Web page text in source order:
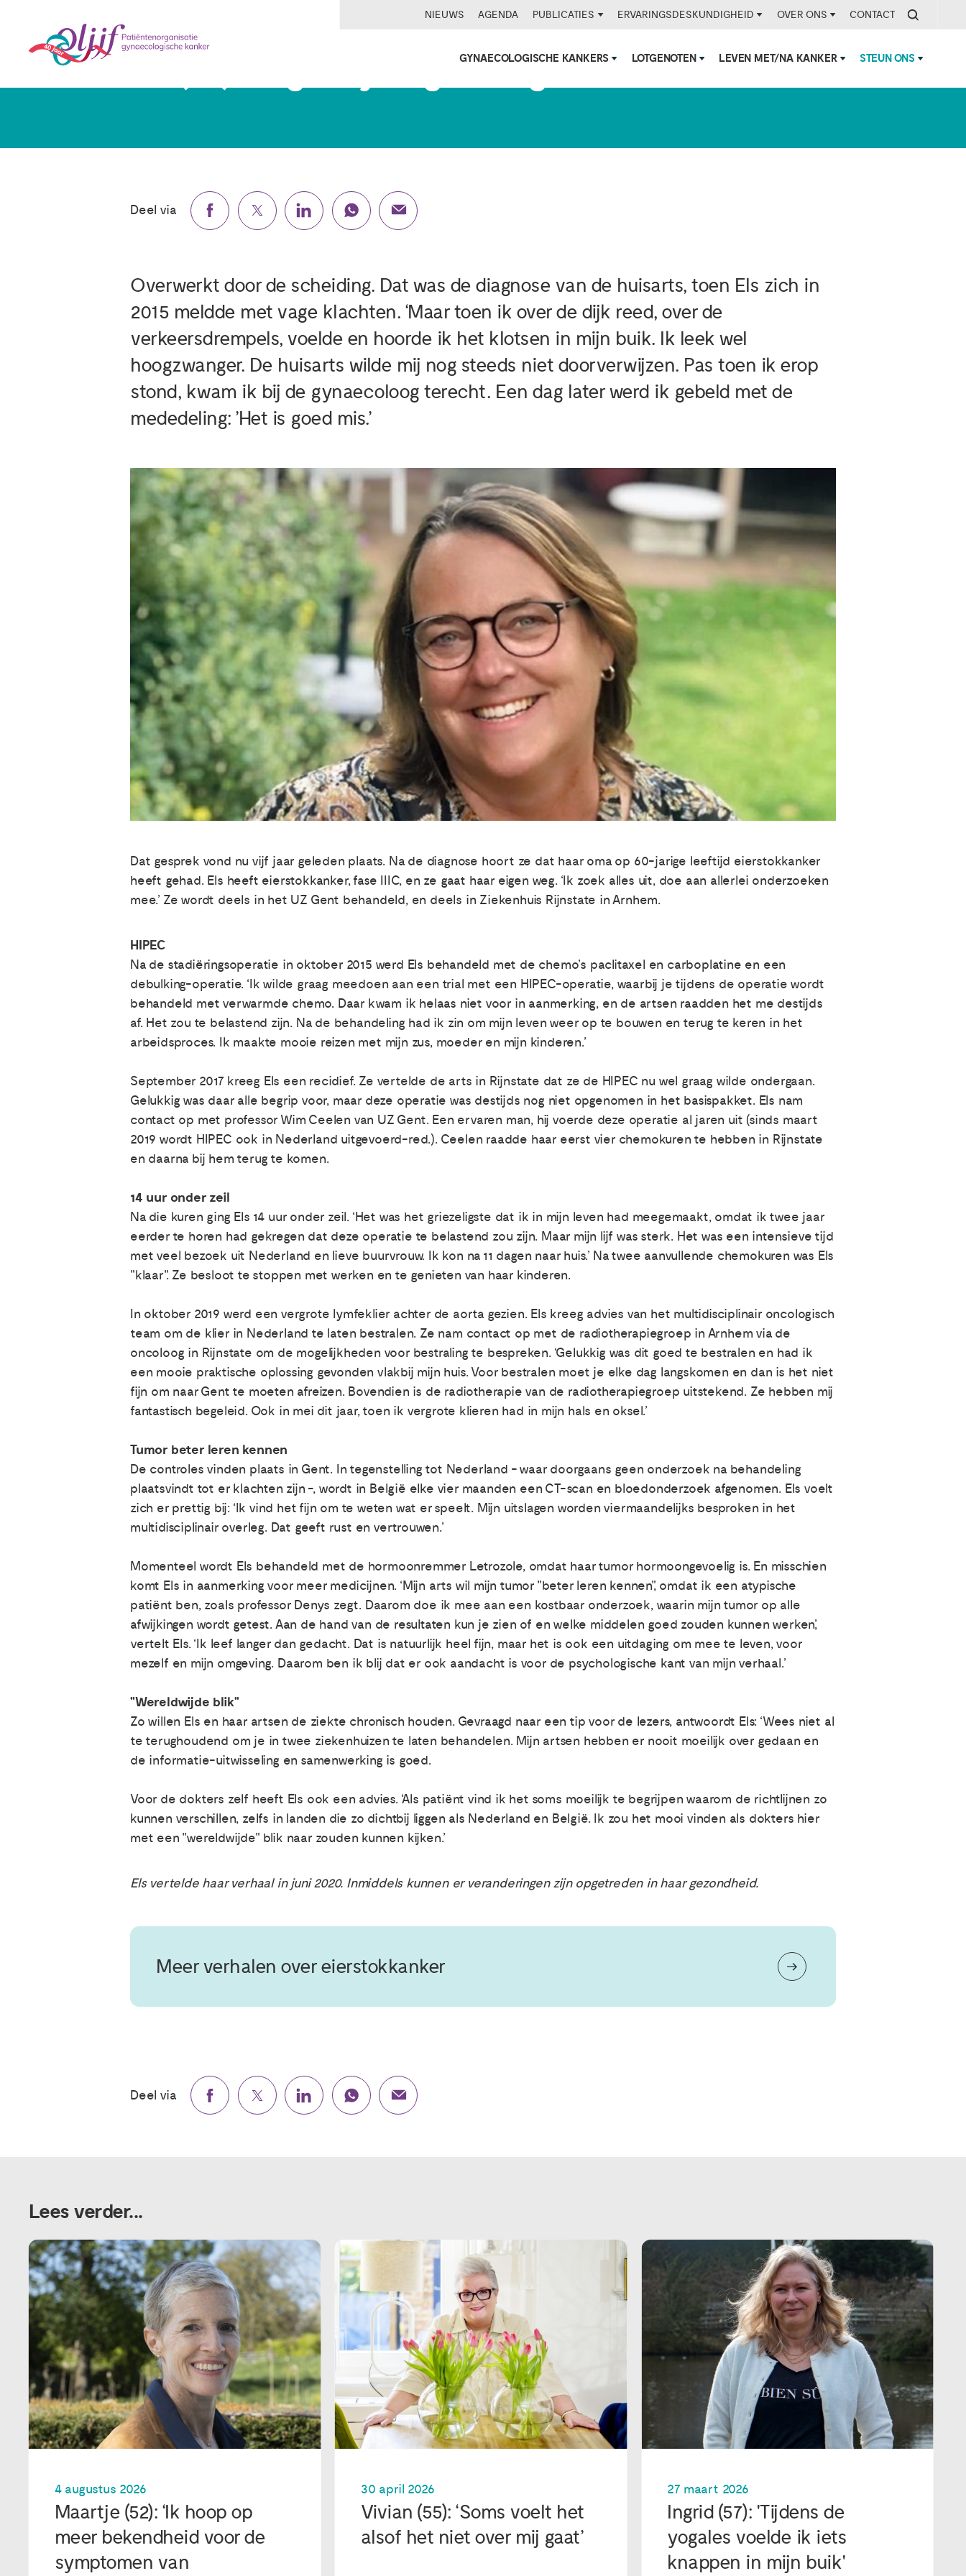
NIEUWS AGENDA PUBLICATIES ERVARINGSDESKUNDIGHEID OVER ONS CONTACT
GYNAECOLOGISCHE KANKERS LOTGENOTEN LEVEN MET/NA KANKER STEUN ONS
Els (52): 'Ik ga mijn eigen weg'
Deel via
Overwerkt door de scheiding. Dat was de diagnose van de huisarts, toen Els zich in
2015 meldde met vage klachten. ‘Maar toen ik over de dijk reed, over de
verkeersdrempels, voelde en hoorde ik het klotsen in mijn buik. Ik leek wel
hoogzwanger. De huisarts wilde mij nog steeds niet doorverwijzen. Pas toen ik erop
stond, kwam ik bij de gynaecoloog terecht. Een dag later werd ik gebeld met de
mededeling: ’Het is goed mis.’
Dat gesprek vond nu vijf jaar geleden plaats. Na de diagnose hoort ze dat haar oma op 60-jarige leeftijd eierstokkanker
heeft gehad. Els heeft eierstokkanker, fase IIIC, en ze gaat haar eigen weg. ‘Ik zoek alles uit, doe aan allerlei onderzoeken
mee.’ Ze wordt deels in het UZ Gent behandeld, en deels in Ziekenhuis Rijnstate in Arnhem.
HIPEC
Na de stadiëringsoperatie in oktober 2015 werd Els behandeld met de chemo’s paclitaxel en carboplatine en een
debulking-operatie. ‘Ik wilde graag meedoen aan een trial met een HIPEC-operatie, waarbij je tijdens de operatie wordt
behandeld met verwarmde chemo. Daar kwam ik helaas niet voor in aanmerking, en de artsen raadden het me destijds
af. Het zou te belastend zijn. Na de behandeling had ik zin om mijn leven weer op te bouwen en terug te keren in het
arbeidsproces. Ik maakte mooie reizen met mijn zus, moeder en mijn kinderen.’
September 2017 kreeg Els een recidief. Ze vertelde de arts in Rijnstate dat ze de HIPEC nu wel graag wilde ondergaan.
Gelukkig was daar alle begrip voor, maar deze operatie was destijds nog niet opgenomen in het basispakket. Els nam
contact op met professor Wim Ceelen van UZ Gent. Een ervaren man, hij voerde deze operatie al jaren uit (sinds maart
2019 wordt HIPEC ook in Nederland uitgevoerd-red.). Ceelen raadde haar eerst vier chemokuren te hebben in Rijnstate
en daarna bij hem terug te komen.
14 uur onder zeil
Na die kuren ging Els 14 uur onder zeil. ‘Het was het griezeligste dat ik in mijn leven had meegemaakt, omdat ik twee jaar
eerder te horen had gekregen dat deze operatie te belastend zou zijn. Maar mijn lijf was sterk. Het was een intensieve tijd
met veel bezoek uit Nederland en lieve buurvrouw. Ik kon na 11 dagen naar huis.’ Na twee aanvullende chemokuren was Els
"klaar". Ze besloot te stoppen met werken en te genieten van haar kinderen.
In oktober 2019 werd een vergrote lymfeklier achter de aorta gezien. Els kreeg advies van het multidisciplinair oncologisch
team om de klier in Nederland te laten bestralen. Ze nam contact op met de radiotherapiegroep in Arnhem via de
oncoloog in Rijnstate om de mogelijkheden voor bestraling te bespreken. ‘Gelukkig was dit goed te bestralen en had ik
een mooie praktische oplossing gevonden vlakbij mijn huis. Voor bestralen moet je elke dag langskomen en dan is het niet
fijn om naar Gent te moeten afreizen. Bovendien is de radiotherapie van de radiotherapiegroep uitstekend. Ze hebben mij
fantastisch begeleid. Ook in mei dit jaar, toen ik vergrote klieren had in mijn hals en oksel.’
Tumor beter leren kennen
De controles vinden plaats in Gent. In tegenstelling tot Nederland - waar doorgaans geen onderzoek na behandeling
plaatsvindt tot er klachten zijn -, wordt in België elke vier maanden een CT-scan en bloedonderzoek afgenomen. Els voelt
zich er prettig bij: ‘Ik vind het fijn om te weten wat er speelt. Mijn uitslagen worden viermaandelijks besproken in het
multidisciplinair overleg. Dat geeft rust en vertrouwen.’
Momenteel wordt Els behandeld met de hormoonremmer Letrozole, omdat haar tumor hormoongevoelig is. En misschien
komt Els in aanmerking voor meer medicijnen. ‘Mijn arts wil mijn tumor "beter leren kennen", omdat ik een atypische
patiënt ben, zoals professor Denys zegt. Daarom doe ik mee aan een kostbaar onderzoek, waarin mijn tumor op alle
afwijkingen wordt getest. Aan de hand van de resultaten kun je zien of en welke middelen goed zouden kunnen werken’,
vertelt Els. ‘Ik leef langer dan gedacht. Dat is natuurlijk heel fijn, maar het is ook een uitdaging om mee te leven, voor
mezelf en mijn omgeving. Daarom ben ik blij dat er ook aandacht is voor de psychologische kant van mijn verhaal.’
"Wereldwijde blik"
Zo willen Els en haar artsen de ziekte chronisch houden. Gevraagd naar een tip voor de lezers, antwoordt Els: ‘Wees niet al
te terughoudend om je in twee ziekenhuizen te laten behandelen. Mijn artsen hebben er nooit moeilijk over gedaan en
de informatie-uitwisseling en samenwerking is goed.
Voor de dokters zelf heeft Els ook een advies. ‘Als patiënt vind ik het soms moeilijk te begrijpen waarom de richtlijnen zo
kunnen verschillen, zelfs in landen die zo dichtbij liggen als Nederland en België. Ik zou het mooi vinden als dokters hier
met een "wereldwijde" blik naar zouden kunnen kijken.’
Els vertelde haar verhaal in juni 2020. Inmiddels kunnen er veranderingen zijn opgetreden in haar gezondheid.
Meer verhalen over eierstokkanker
Deel via
Lees verder...
4 augustus 2026
Maartje (52): ‘Ik hoop op
meer bekendheid voor de
symptomen van
30 april 2026
Vivian (55): ‘Soms voelt het
alsof het niet over mij gaat’
27 maart 2026
Ingrid (57): 'Tijdens de
yogales voelde ik iets
knappen in mijn buik'